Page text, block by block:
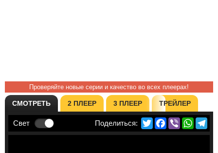
Проверяйте новые серии и качество во всех плеерах!
СМОТРЕТЬ 2 ПЛЕЕР 3 ПЛЕЕР ТРЕЙЛЕР
Свет TwitterFacebook
Viber